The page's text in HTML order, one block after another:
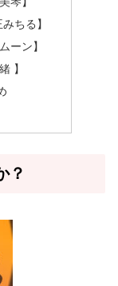
ちる】
ーン】
】
？